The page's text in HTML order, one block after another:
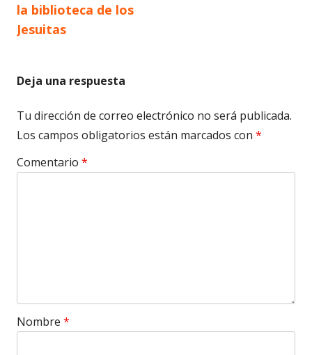
la biblioteca de los
Jesuitas
Deja una respuesta
Tu dirección de correo electrónico no será publicada.
Los campos obligatorios están marcados con *
Comentario *
Nombre *